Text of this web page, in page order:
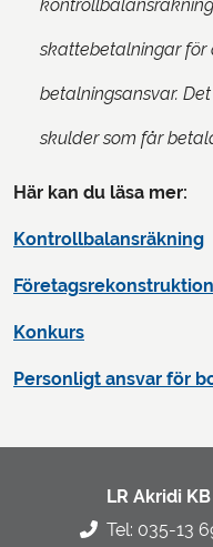
skattebetalningar för
betalningsansvar.
skulder som får
Här kan du läsa mer:
Kontrollbalansräkning
Företagsrekonstruktion
Konkurs
Personligt ansvar för
LR Akridi KB
Tel: 035-13